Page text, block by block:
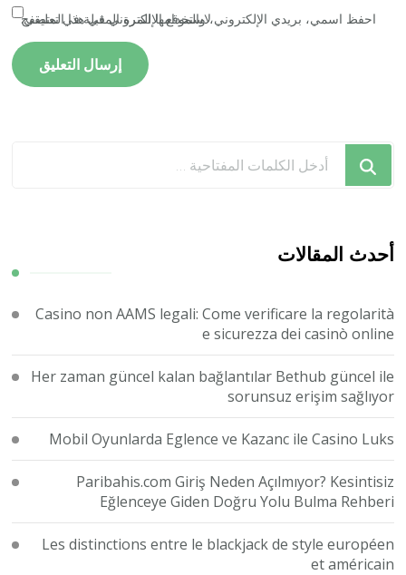
احفظ اسمي، بريدي الإلكتروني، والموقع الإلكتروني في هذا المتصفح لاستخدامها المرة المقبلة في تعليقي.
هل
تبحث
ما؟
أحدث المقالات
Casino non AAMS legali: Come verificare la regolarità
e sicurezza dei casinò online
Her zaman güncel kalan bağlantılar Bethub güncel ile
sorunsuz erişim sağlıyor
Mobil Oyunlarda Eglence ve Kazanc ile Casino Luks
Paribahis.com Giriş Neden Açılmıyor? Kesintisiz
Eğlenceye Giden Doğru Yolu Bulma Rehberi
Les distinctions entre le blackjack de style européen
et américain